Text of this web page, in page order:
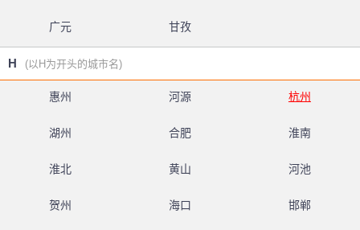
广元 甘孜
H (以H为开头的城市名)
惠州 河源 杭州
湖州 合肥 淮南
淮北 黄山 河池
贺州 海口 邯郸